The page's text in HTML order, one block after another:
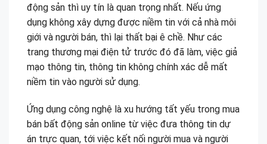
động sản thì uy tín là quan trọng nhất. Nếu ứng
dụng không xây dựng được niềm tin với cả nhà môi
giới và người bán, thì lại thất bại ê chề. Như các
trang thương mại điện tử trước đó đã làm, việc giả
mạo thông tin, thông tin không chính xác dễ mất
niềm tin vào người sử dụng.
Ứng dụng công nghệ là xu hướng tất yếu trong mua
bán bất động sản online từ việc đưa thông tin dự
án trực quan, tới việc kết nối người mua và người